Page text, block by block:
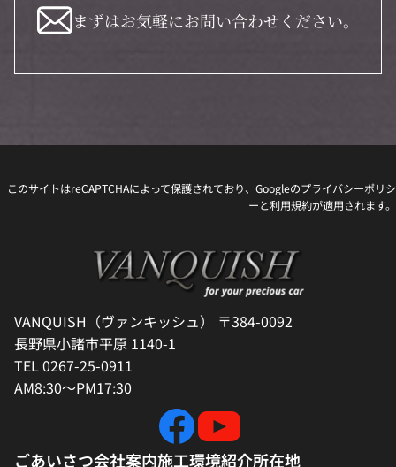
まずはお気軽にお問い合わせください。
このサイトはreCAPTCHAによって保護されており、Googleのプライバシーポリシ
ーと利用規約が適用されます。
VANQUISH（ヴァンキッシュ） 〒384-0092
長野県小諸市平原 1140-1
TEL 0267-25-0911
AM8:30～PM17:30
ごあいさつ会社案内施工環境紹介所在地